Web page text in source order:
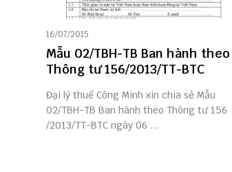
16/07/2015
Mẫu 02/TBH-TB Ban hành theo
Thông tư 156/2013/TT-BTC
Đại lý thuế Công Minh xin chia sẻ Mẫu
02/TBH-TB Ban hành theo Thông tư 156
/2013/TT-BTC ngày 06 ...